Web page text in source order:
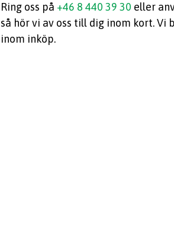
Ring oss på +46 8 440 39 30 eller
så hör vi av oss till dig inom kort.
inom inköp.